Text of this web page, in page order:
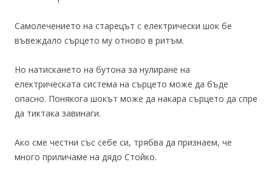
Самолечението на старецът с електрически шок бе
въвеждало сърцето му отново в ритъм.
Но натискането на бутона за нулиране на
електрическата система на сърцето може да бъде
опасно. Понякога шокът може да накара сърцето да спре
да тиктака завинаги.
Ако сме честни със себе си, трябва да признаем, че
много приличаме на дядо Стойко.